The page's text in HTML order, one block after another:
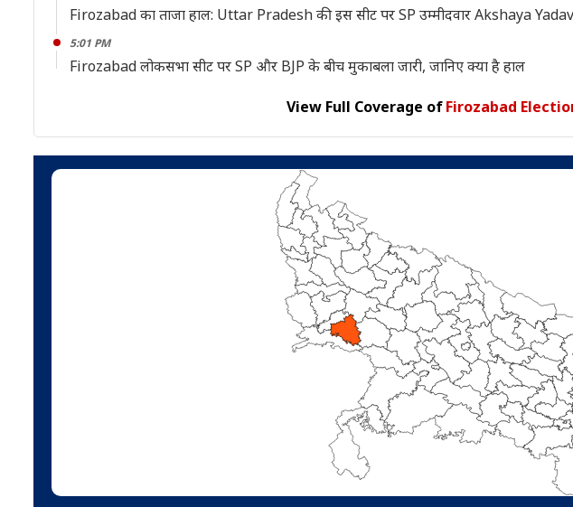
Firozabad का ताजा हाल: Uttar Pradesh की इस सीट पर SP उम्मीदवार Akshaya
5:01 PM
Firozabad लोकसभा सीट पर SP और BJP के बीच मुकाबला जारी, जानिए क्या है हाल
View Full Coverage ofFirozabad